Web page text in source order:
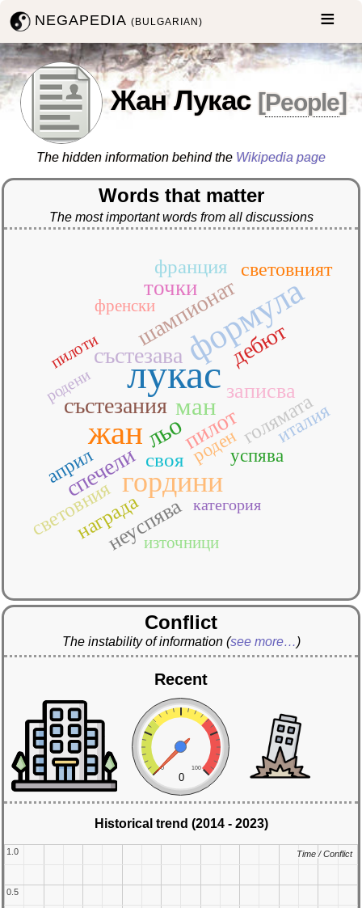
NEGAPEDIA(BULGARIAN)
Жан Лукас [People]
The hidden information behind the Wikipedia page
Words that matter
The most important words from all discussions
лукас
формула
жан
гордини
льо
ман
дебют
пилот
спечели
състезава
състезания
шампионат
точки
записва
неуспява
голямата
награда
световния
своя
франция
април
италия
световният
роденуспява
източници
пилоти
френски
категория
родени
Conflict
The instability of information (see more…)
Recent
0 100
0
Historical trend (2014 - 2023)
0.5
0.5
1.0
1.0 Time / Conflict
Time / Conflict